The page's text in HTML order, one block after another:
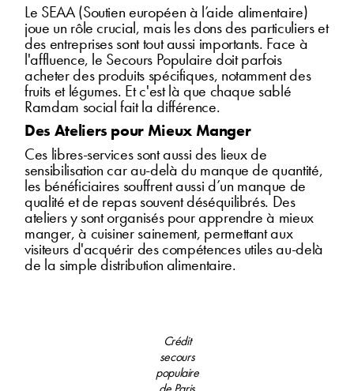
Le SEAA (Soutien européen à l’aide alimentaire)
joue un rôle crucial, mais les dons des particuliers et
des entreprises sont tout aussi importants. Face à
l'affluence, le Secours Populaire doit parfois
acheter des produits spécifiques, notamment des
fruits et légumes. Et c'est là que chaque sablé
Ramdam social fait la différence.
Des Ateliers pour Mieux Manger
Ces libres-services sont aussi des lieux de
sensibilisation car au-delà du manque de quantité,
les bénéficiaires souffrent aussi d’un manque de
qualité et de repas souvent déséquilibrés. Des
ateliers y sont organisés pour apprendre à mieux
manger, à cuisiner sainement, permettant aux
visiteurs d'acquérir des compétences utiles au-delà
de la simple distribution alimentaire.
Crédit
secours
populaire